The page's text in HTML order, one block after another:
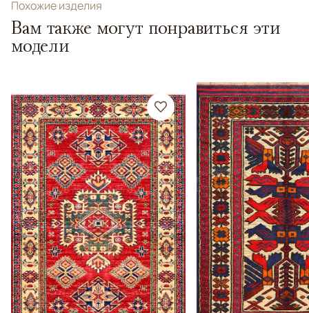
Похожие изделия
Вам также могут понравиться эти
модели